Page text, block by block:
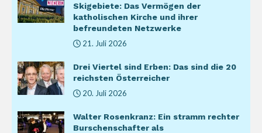
Skigebiete: Das Vermögen der
katholischen Kirche und ihrer
befreundeten Netzwerke
21. Juli 2026
Drei Viertel sind Erben: Das sind die 20
reichsten Österreicher
20. Juli 2026
Walter Rosenkranz: Ein stramm rechter
Burschenschafter als